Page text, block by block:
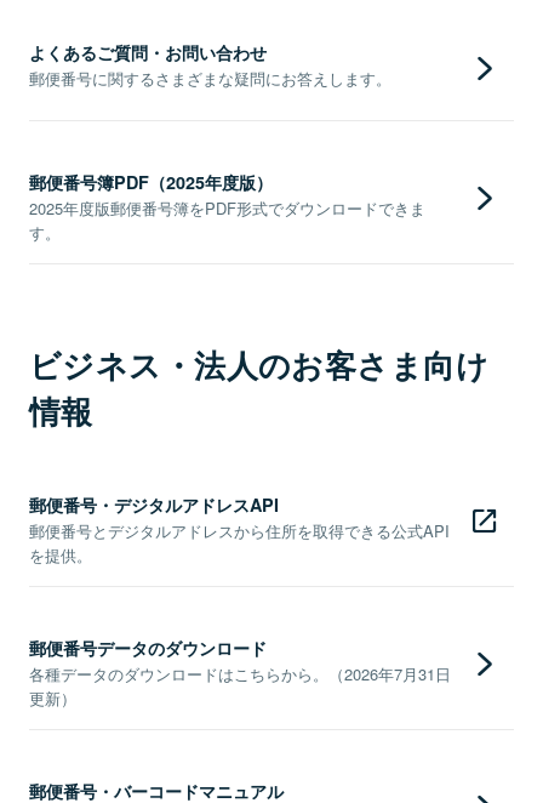
よくあるご質問・お問い合わせ
郵便番号に関するさまざまな疑問にお答えします。
郵便番号簿PDF（2025年度版）
2025年度版郵便番号簿をPDF形式でダウンロードできま
す。
ビジネス・法人のお客さま向け
情報
郵便番号・デジタルアドレスAPI
郵便番号とデジタルアドレスから住所を取得できる公式API
を提供。
郵便番号データのダウンロード
各種データのダウンロードはこちらから。（2026年7月31日
更新）
郵便番号・バーコードマニュアル